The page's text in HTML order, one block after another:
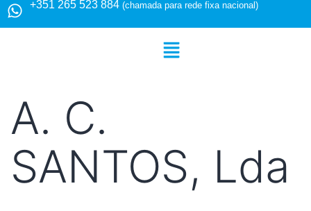
+351 265 523 884 (chamada para rede fixa nacional)
A. C.
SANTOS, Lda